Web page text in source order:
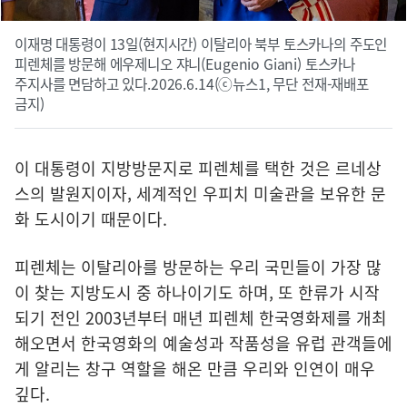
이재명 대통령이 13일(현지시간) 이탈리아 북부 토스카나의 주도인
피렌체를 방문해 에우제니오 쟈니(Eugenio Giani) 토스카나
주지사를 면담하고 있다.2026.6.14(ⓒ뉴스1, 무단 전재-재배포
금지)
이 대통령이 지방방문지로 피렌체를 택한 것은 르네상
스의 발원지이자, 세계적인 우피치 미술관을 보유한 문
화 도시이기 때문이다.
피렌체는 이탈리아를 방문하는 우리 국민들이 가장 많
이 찾는 지방도시 중 하나이기도 하며, 또 한류가 시작
되기 전인 2003년부터 매년 피렌체 한국영화제를 개최
해오면서 한국영화의 예술성과 작품성을 유럽 관객들에
게 알리는 창구 역할을 해온 만큼 우리와 인연이 매우
깊다.